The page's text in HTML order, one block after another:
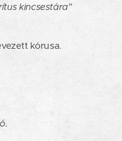
kincsestára"
kórusa.